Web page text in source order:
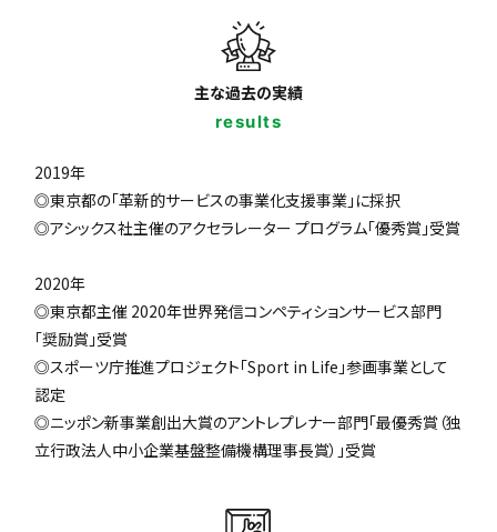
主な過去の実績
results
2019年
◎東京都の「革新的サービスの事業化支援事業」に採択
◎アシックス社主催のアクセラレーター プログラム「優秀賞」受賞
2020年
◎東京都主催 2020年世界発信コンペティションサービス部門
「奨励賞」受賞
◎スポーツ庁推進プロジェクト「Sport in Life」参画事業として
認定
◎ニッポン新事業創出大賞のアントレプレナー部門「最優秀賞（独
立行政法人中小企業基盤整備機構理事長賞）」受賞